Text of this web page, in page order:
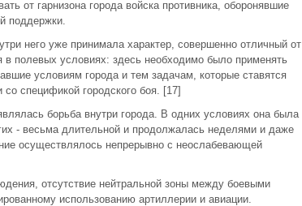
от гарнизона города войска противника, оборонявшие
поддержки.
него уже принимала характер, совершенно отличный от
в полевых условиях: здесь необходимо было применять
условиям города и тем задачам, которые ставятся
спецификой городского боя. [17]
борьба внутри города. В одних условиях она была
- весьма длительной и продолжалась неделями и даже
осуществлялось непрерывно с неослабевающей
отсутствие нейтральной зоны между боевыми
использованию артиллерии и авиации.